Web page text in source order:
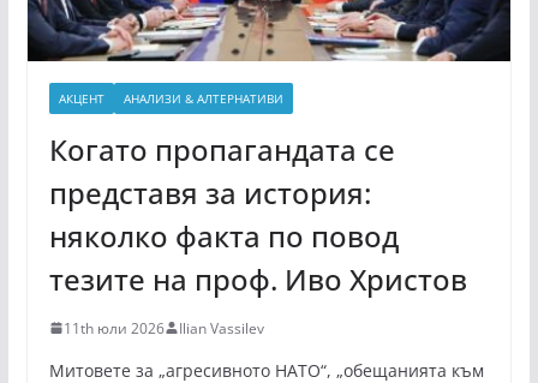
АКЦЕНТ АНАЛИЗИ & АЛТЕРНАТИВИ
Когато пропагандата се
представя за история:
няколко факта по повод
тезите на проф. Иво Христов
11th юли 2026 Ilian Vassilev
Митовете за „агресивното НАТО“, „обещанията към